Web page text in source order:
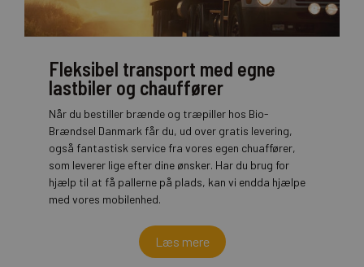
Fleksibel transport med egne
lastbiler og chauffører
Når du bestiller brænde og træpiller hos Bio-
Brændsel Danmark får du, ud over gratis levering,
også fantastisk service fra vores egen chuaffører,
som leverer lige efter dine ønsker. Har du brug for
hjælp til at få pallerne på plads, kan vi endda hjælpe
med vores mobilenhed.
Læs mere